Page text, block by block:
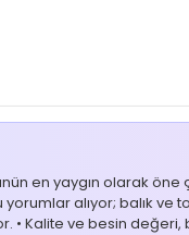
en yaygın olarak öne
alıyor; balık ve
Kalite ve besin